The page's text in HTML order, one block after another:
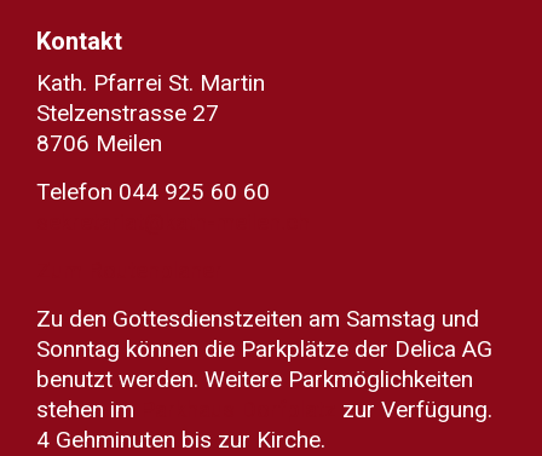
Kontakt
Kath. Pfarrei St. Martin
Stelzenstrasse 27
8706 Meilen
Telefon 044 925 60 60
Zu den Gottesdienstzeiten am Samstag und
Sonntag können die Parkplätze der Delica AG
benutzt werden. Weitere Parkmöglichkeiten
stehen im
zur Verfügung.
4 Gehminuten bis zur Kirche.